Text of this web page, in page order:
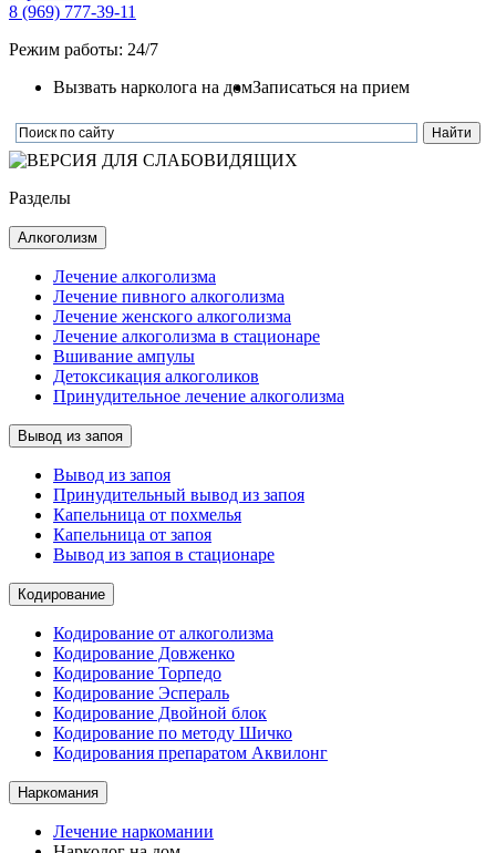
8 (969) 777-39-11
Режим работы: 24/7
Вызвать нарколога на домЗаписаться на прием
Разделы
Алкоголизм
Лечение алкоголизма
Лечение пивного алкоголизма
Лечение женского алкоголизма
Лечение алкоголизма в стационаре
Вшивание ампулы
Детоксикация алкоголиков
Принудительное лечение алкоголизма
Вывод из запоя
Вывод из запоя
Принудительный вывод из запоя
Капельница от похмелья
Капельница от запоя
Вывод из запоя в стационаре
Кодирование
Кодирование от алкоголизма
Кодирование Довженко
Кодирование Торпедо
Кодирование Эспераль
Кодирование Двойной блок
Кодирование по методу Шичко
Кодирования препаратом Аквилонг
Наркомания
Лечение наркомании